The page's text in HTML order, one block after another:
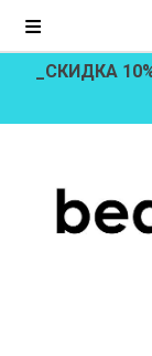
_СКИДКА